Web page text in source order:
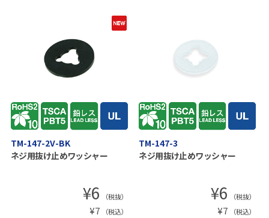
TM-147-2V-BK
ネジ用抜け止めワッシャー
¥6 （税抜）
¥7 （税込）
TM-147-3
ネジ用抜け止めワッシャー
¥6 （税抜）
¥7 （税込）